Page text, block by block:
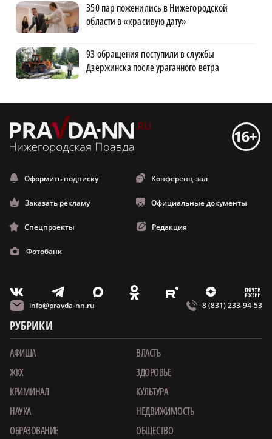
350 пар поженились в Нижегородской
области в «красивую дату»
93 обращения поступили в службы
Дзержинска после ураганного ветра
Оформить подписку Конференц-зал
Заказать рекламу Официальные документы
Спецпроекты Редакция
Фотобанк
V T X O E Z m
info@pravda-nn.ru 8 (831) 233-94-53
РУБРИКИ
АФИША
ВЛАСТЬ
ЖКХ
ЗДОРОВЬЕ
КРИМИНАЛ
КУЛЬТУРА
НАУКА
НЕДВИЖИМОСТЬ
ОБРАЗОВАНИЕ
ОБЩЕСТВО